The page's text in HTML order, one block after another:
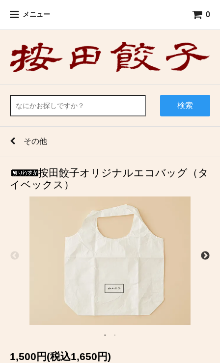
メニュー 0
検索
その他
按田餃子オリジナルエコバッグ（タ
イベックス）
1,500円(税込1,650円)